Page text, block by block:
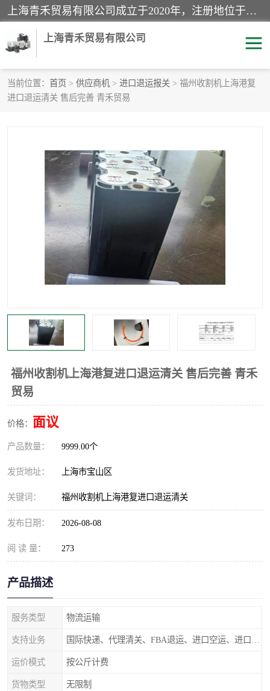
上海青禾贸易有限公司成立于2020年，注册地位于上海市宝山区。经营范围包括：机械设备、五金制品、劳防用品、电子产品、塑胶制品、家具、模具、纺织品、仪器仪表、建筑材料、装饰材料、化工产品、金属制品、机车配件等货物进出口报关、清关服务。
上海青禾贸易有限公司
当前位置： 首页 > 供应商机 > 进口退运报关 > 福州收割机上海港复
进口退运清关 售后完善 青禾贸易
福州收割机上海港复进口退运清关 售后完善 青禾
贸易
价格： 面议
产品数量： 9999.00个
发货地址： 上海市宝山区
关键词： 福州收割机上海港复进口退运清关
发布日期： 2026-08-08
阅 读 量： 273
产品描述
服务类型 物流运输
支持业务
运价模式 按公斤计费
货物类型 无限制
酒类饮料报关
快递清关 进口杂货清关
家用电器报关 机床进口清关
国际灯具清关